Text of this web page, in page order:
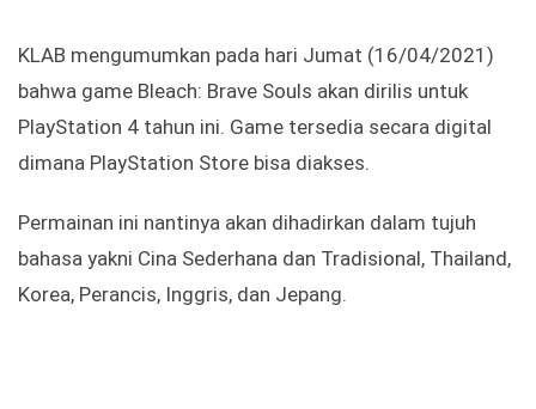
KLAB mengumumkan pada hari Jumat (16/04/2021)
bahwa game Bleach: Brave Souls akan dirilis untuk
PlayStation 4 tahun ini. Game tersedia secara digital
dimana PlayStation Store bisa diakses.
Permainan ini nantinya akan dihadirkan dalam tujuh
bahasa yakni Cina Sederhana dan Tradisional, Thailand,
Korea, Perancis, Inggris, dan Jepang.